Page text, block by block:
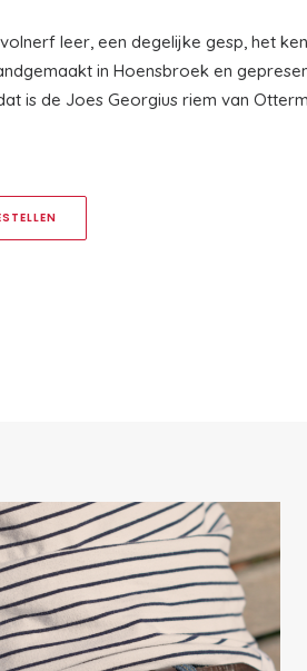
leer, een degelijke gesp, het
in Hoensbroek en
is de Joes Georgius riem van